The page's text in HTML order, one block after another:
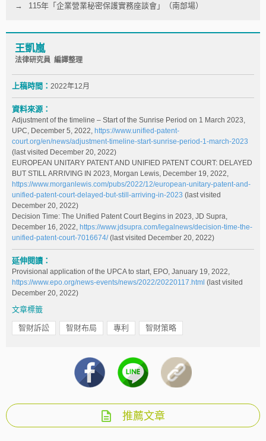
115年「企業營業秘密保護實務座談會」（南部場）
王凱嵐
法律研究員 編譯整理
上稿時間： 2022年12月
資料來源：
Adjustment of the timeline – Start of the Sunrise Period on 1 March 2023,
UPC, December 5, 2022, https://www.unified-patent-
court.org/en/news/adjustment-timeline-start-sunrise-period-1-march-2023
(last visited December 20, 2022)
EUROPEAN UNITARY PATENT AND UNIFIED PATENT COURT: DELAYED
BUT STILL ARRIVING IN 2023, Morgan Lewis, December 19, 2022,
https://www.morganlewis.com/pubs/2022/12/european-unitary-patent-and-
unified-patent-court-delayed-but-still-arriving-in-2023 (last visited
December 20, 2022)
Decision Time: The Unified Patent Court Begins in 2023, JD Supra,
December 16, 2022, https://www.jdsupra.com/legalnews/decision-time-the-
unified-patent-court-7016674/(last visited December 20, 2022)
延伸閱讀：
Provisional application of the UPCA to start, EPO, January 19, 2022,
https://www.epo.org/news-events/news/2022/20220117.html (last visited
December 20, 2022)
文章標籤
智財訴訟 智財布局 專利 智財策略
推薦文章